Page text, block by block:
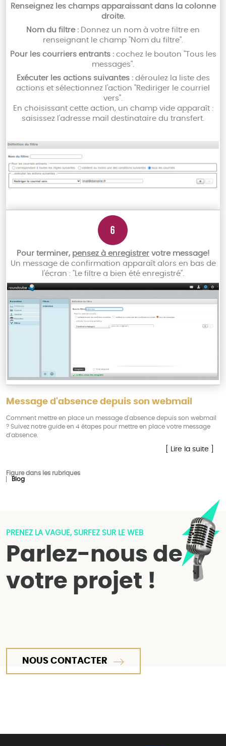
Renseignez les champs apparaissant dans la colonne
droite.
Nom du filtre : Donnez un nom à votre filtre en
renseignant le champ "Nom du filtre".
Pour les courriers entrants : cochez le bouton "Tous les
messages".
Exécuter les actions suivantes : déroulez la liste des
actions et sélectionnez l'action "Rediriger le courriel
vers".
En choisissant cette action, un champ vide apparaît :
saisissez l'adresse mail destinataire du transfert.
Pour terminer, pensez à enregistrer votre message!
Un message de confirmation apparaît alors en bas de
l'écran : "Le filtre a bien été enregistré".
Message d'absence depuis son webmail
Comment mettre en place un message d'absence depuis son webmail
? Suivez notre guide en 4 étapes pour mettre en place votre message
d'absence.
[ Lire la suite ]
Figure dans les rubriques
Blog
PRENEZ LA VAGUE, SURFEZ SUR LE WEB
Parlez-nous de
votre projet !
NOUS CONTACTER